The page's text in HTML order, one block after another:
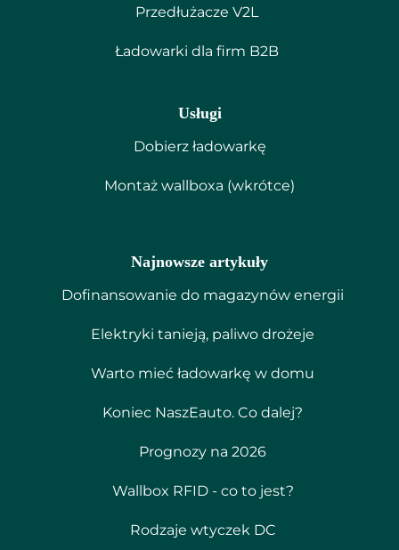
Przedłużacze V2L
Ładowarki dla firm B2B
Najnowsze artykuły
Dofinansowanie do magazynów energii
Elektryki tanieją, paliwo drożeje
Warto mieć ładowarkę w domu
Koniec NaszEauto. Co dalej?
Prognozy na 2026
Wallbox RFID - co to jest?
Rodzaje wtyczek DC
Usługi
Dobierz ładowarkę
Montaż wallboxa (wkrótce)